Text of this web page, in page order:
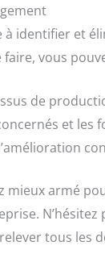
à identifier et
vous
de
et les
mieux armé
tous